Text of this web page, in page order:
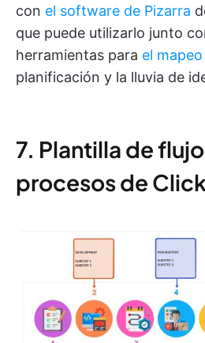
con el software de Pizarra
que puede utilizarlo junto
herramientas para el
planificación y la lluvia de
7. Plantilla de
procesos de